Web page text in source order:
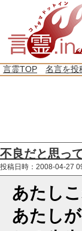
言霊TOP 名言を投
不良だと思っ
投稿日時：2008-04-27
あたし
あたし